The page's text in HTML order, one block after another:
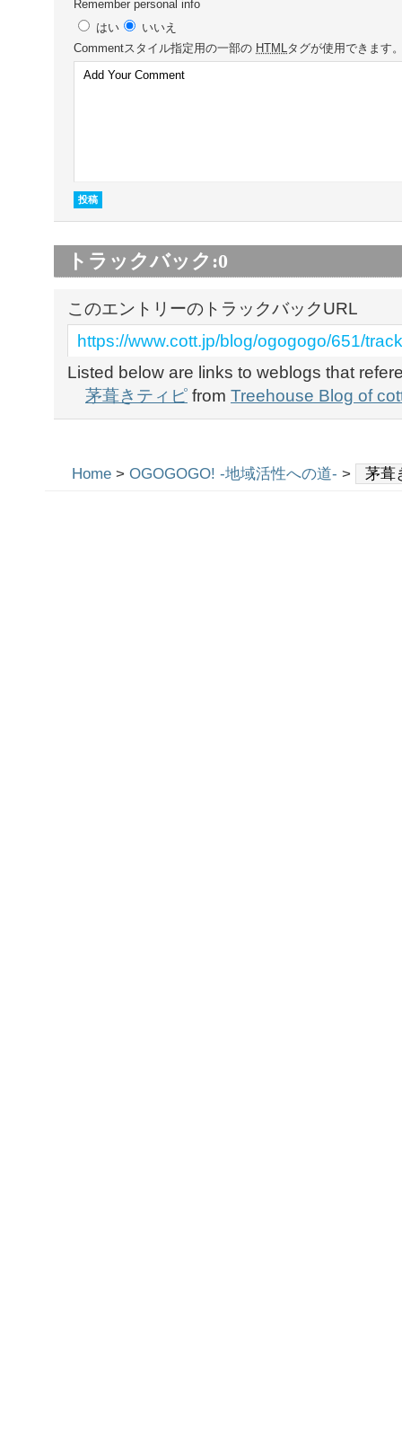
Remember personal info
はい
いいえ
Commentスタイル指定用の一部の HTML タグが使用できます
トラックバック:0
このエントリーのトラックバックURL
https://www.cott.jp/blog/ogogogo/651/
Listed below are links to weblogs that
茅葺きティピ from Treehouse Blog of
Home > OGOGOGO! -地域活性への道- > 茅葺